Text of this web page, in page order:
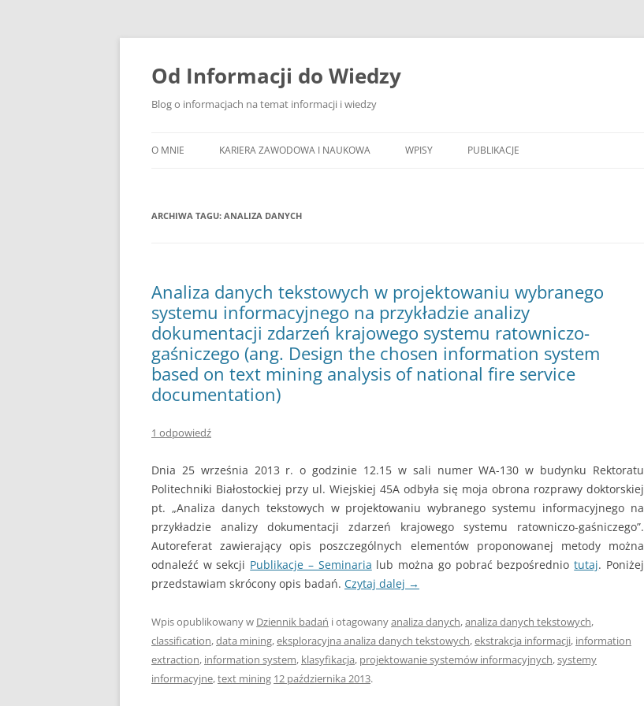
Przejdź
treści
Od Informacji do Wiedzy
Blog o informacjach na temat informacji i wiedzy
O MNIE KARIERA ZAWODOWA I NAUKOWA WPISY PUBLIKACJE
ARCHIWA TAGU: ANALIZA DANYCH
Analiza danych tekstowych w projektowaniu wybranego
systemu informacyjnego na przykładzie analizy
dokumentacji zdarzeń krajowego systemu ratowniczo-
gaśniczego (ang. Design the chosen information system
based on text mining analysis of national fire service
documentation)
1 odpowiedź
Dnia 25 września 2013 r. o godzinie 12.15 w sali numer WA-130 w budynku Rektoratu
Politechniki Białostockiej przy ul. Wiejskiej 45A odbyła się moja obrona rozprawy doktorskiej
pt. „Analiza danych tekstowych w projektowaniu wybranego systemu informacyjnego na
przykładzie analizy dokumentacji zdarzeń krajowego systemu ratowniczo-gaśniczego”.
Autoreferat zawierający opis poszczególnych elementów proponowanej metody można
odnaleźć w sekcji Publikacje – Seminaria lub można go pobrać bezpośredniotutaj. Poniżej
przedstawiam skrócony opis badań. Czytaj dalej →
Wpis opublikowany w Dziennik badań i otagowanyanaliza danych,analiza danych tekstowych,
classification,data mining,eksploracyjna analiza danych tekstowych,ekstrakcja informacji, information
extraction, information system, klasyfikacja, projektowanie systemów informacyjnych,systemy
informacyjne,text mining 12 października 2013.